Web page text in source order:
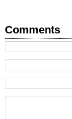
Comments